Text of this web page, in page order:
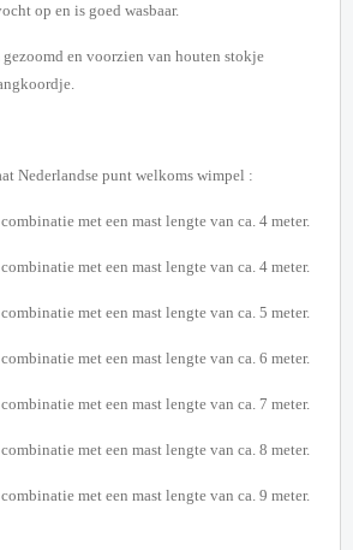
op en is goed wasbaar.
en voorzien van houten stokje
Nederlandse punt welkoms wimpel :
met een mast lengte van ca. 4 meter.
met een mast lengte van ca. 4 meter.
met een mast lengte van ca. 5 meter.
met een mast lengte van ca. 6 meter.
met een mast lengte van ca. 7 meter.
met een mast lengte van ca. 8 meter.
met een mast lengte van ca. 9 meter.